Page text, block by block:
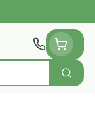
Zoek